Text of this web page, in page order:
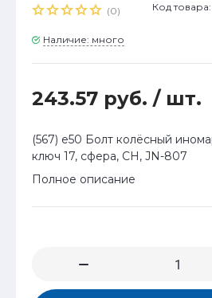
(0) Код
Наличие: много
243.57 руб. / шт.
(567) е50 Болт колёсный
ключ 17, сфера, CH, JN-807
Полное описание